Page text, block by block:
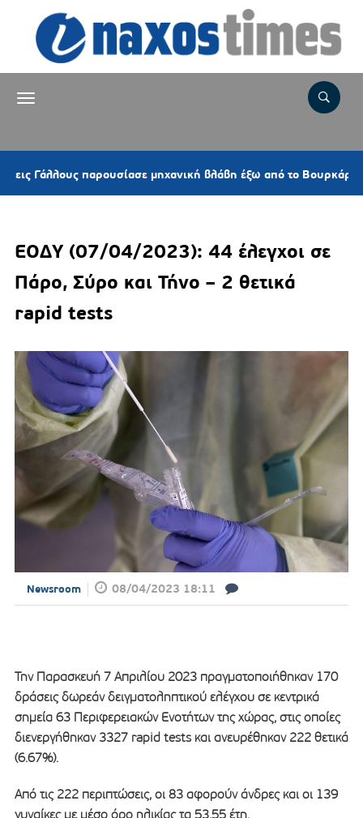
παρουσίασε μηχανική βλάβη έξω από το Βουρκάρι
ΕΟΔΥ (07/04/2023): 44 έλεγχοι σε
Πάρο, Σύρο και Τήνο – 2 θετικά
rapid tests
Newsroom 08/04/2023 18:11
Την Παρασκευή 7 Απριλίου 2023 πραγματοποιήθηκαν 170
δράσεις δωρεάν δειγματοληπτικού ελέγχου σε κεντρικά
σημεία 63 Περιφερειακών Ενοτήτων της χώρας, στις οποίες
διενεργήθηκαν 3327 rapid tests και ανευρέθηκαν 222 θετικά
(6.67%).
Από τις 222 περιπτώσεις, οι 83 αφορούν άνδρες και οι 139
γυναίκες με μέσο όρο ηλικίας τα 53,55 έτη.